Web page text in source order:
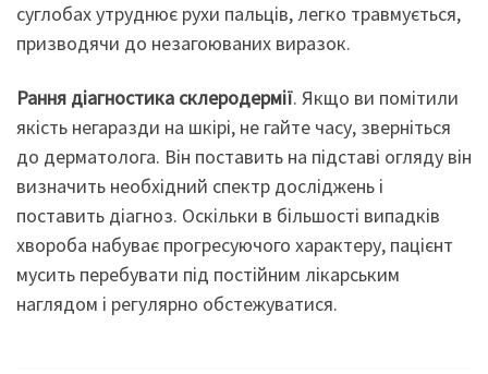
суглобах утруднює рухи пальців, легко травмується,
призводячи до незагоюваних виразок.
Рання діагностика склеродермії. Якщо ви помітили
якість негаразди на шкірі, не гайте часу, зверніться
до дерматолога. Він поставить на підставі огляду він
визначить необхідний спектр досліджень і
поставить діагноз. Оскільки в більшості випадків
хвороба набуває прогресуючого характеру, пацієнт
мусить перебувати під постійним лікарським
наглядом і регулярно обстежуватися.